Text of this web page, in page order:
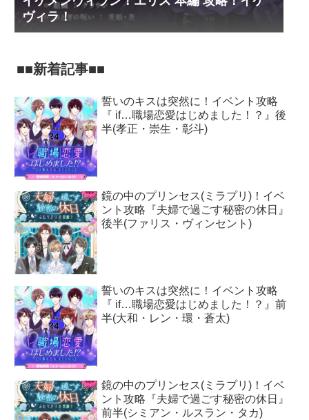
ヴィラ！
■■新着記事■■
誓いのキスは突然に！イベント攻略
『 if…職場恋愛はじめました！？』後
半(孝正・崇生・彰斗)
鏡の中のプリンセス(ミラプリ)！イベ
ント攻略『夫婦で過ごす秘密の休日』
後半(ファリス・ヴィンセント)
誓いのキスは突然に！イベント攻略
『 if…職場恋愛はじめました！？』前
半(大和・レン・環・蒼太)
鏡の中のプリンセス(ミラプリ)！イベ
ント攻略『夫婦で過ごす秘密の休日』
前半(シミアン・ルスラン・タカ)